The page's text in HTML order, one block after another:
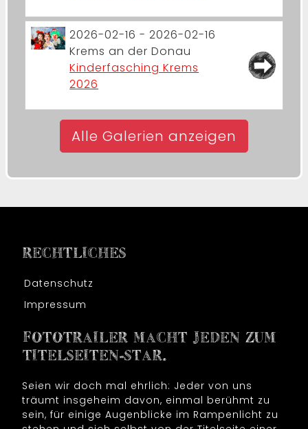
2026-02-16 - 2026-02-16
Krems an der Donau
Kinderfasching Krems
2026
Alle Galerien anzeigen
RECHTLICHES
Datenschutz
Impressum
FOTOTRAILER MACHT JEDEN ZUM
TITELSEITEN-STAR.
Seien wir doch mal ehrlich: Jeder von uns
träumt insgeheim davon, einmal berühmt zu
sein, für einige Augenblicke im Rampenlicht zu